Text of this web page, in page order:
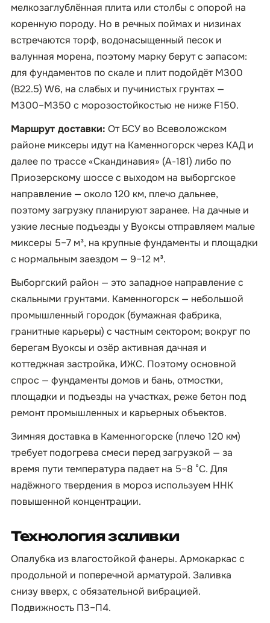
мелкозаглублённая плита или столбы с опорой на
коренную породу. Но в речных поймах и низинах
встречаются торф, водонасыщенный песок и
валунная морена, поэтому марку берут с запасом:
для фундаментов по скале и плит подойдёт М300
(B22.5) W6, на слабых и пучинистых грунтах —
М300–М350 с морозостойкостью не ниже F150.
Маршрут доставки: От БСУ во Всеволожском
районе миксеры идут на Каменногорск через КАД и
далее по трассе «Скандинавия» (А-181) либо по
Приозерскому шоссе с выходом на выборгское
направление — около 120 км, плечо дальнее,
поэтому загрузку планируют заранее. На дачные и
узкие лесные подъезды у Вуоксы отправляем малые
миксеры 5–7 м³, на крупные фундаменты и площадки
с нормальным заездом — 9–12 м³.
Выборгский район — это западное направление с
скальными грунтами. Каменногорск — небольшой
промышленный городок (бумажная фабрика,
гранитные карьеры) с частным сектором; вокруг по
берегам Вуоксы и озёр активная дачная и
коттеджная застройка, ИЖС. Поэтому основной
спрос — фундаменты домов и бань, отмостки,
площадки и подъезды на участках, реже бетон под
ремонт промышленных и карьерных объектов.
Зимняя доставка в Каменногорске (плечо 120 км)
требует подогрева смеси перед загрузкой — за
время пути температура падает на 5–8 °C. Для
надёжного твердения в мороз используем ННК
повышенной концентрации.
Технология заливки
Опалубка из влагостойкой фанеры. Армокаркас с
продольной и поперечной арматурой. Заливка
снизу вверх, с обязательной вибрацией.
Подвижность П3–П4.